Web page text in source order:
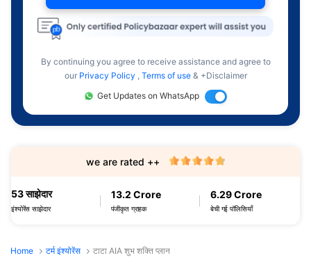
By continuing you agree to receive assistance and agree to
our Privacy Policy , Terms of use & +Disclaimer
Get Updates on WhatsApp
53 साझेदार
इंश्योरेंस साझेदार
13.2 Crore
पंजीकृत ग्राहक
6.29 Crore
बेची गई पॉलिसियाँ
we are rated ++
Home टर्म इंश्योरेंस टाटा AIA शुभ शक्ति प्लान